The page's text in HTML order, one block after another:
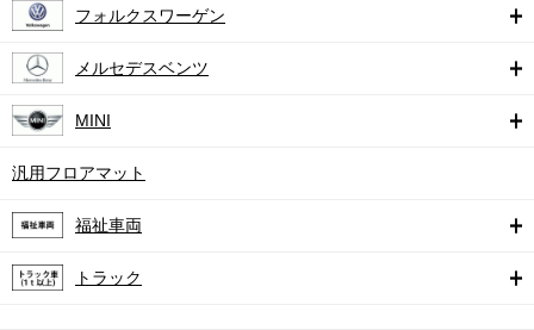
フォルクスワーゲン
メルセデスベンツ
MINI
汎用フロアマット
福祉車両
トラック